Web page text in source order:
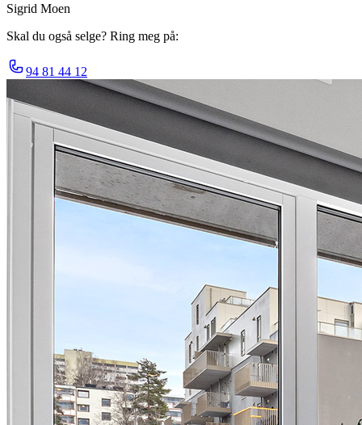
Sigrid Moen
Skal du også selge? Ring meg på:
94 81 44 12